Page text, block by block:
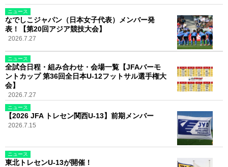
ニュース
なでしこジャパン（日本女子代表）メンバー発
表！【第20回アジア競技大会】
2026.7.27
ニュース
全試合日程・組み合わせ・会場一覧【JFAバーモ
ントカップ 第36回全日本U-12フットサル選手権大
会】
2026.7.27
ニュース
【2026 JFA トレセン関西U-13】前期メンバー
2026.7.15
ニュース
東北トレセンU-13が開催！